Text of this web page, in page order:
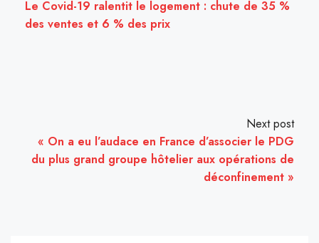
Le Covid-19 ralentit le logement : chute de 35 %
des ventes et 6 % des prix
Next post
« On a eu l’audace en France d’associer le PDG
du plus grand groupe hôtelier aux opérations de
déconfinement »